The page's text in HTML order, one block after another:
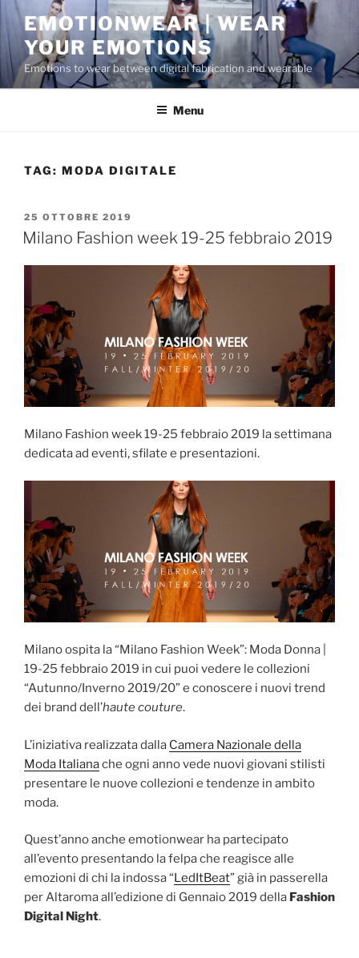
Salta
contenuto
EMOTIONWEAR | WEAR
YOUR EMOTIONS
Emotions to wear between digital fabrication and wearable
Menu
TAG: MODA DIGITALE
PUBBLICATO
IL
25 OTTOBRE 2019
Milano Fashion week 19-25 febbraio 2019
Milano Fashion week 19-25 febbraio 2019 la settimana
dedicata ad eventi, sfilate e presentazioni.
Milano ospita la “Milano Fashion Week”: Moda Donna |
19-25 febbraio 2019 in cui puoi vedere le collezioni
“Autunno/Inverno 2019/20” e conoscere i nuovi trend
dei brand dell’haute couture.
L’iniziativa realizzata dalla Camera Nazionale della
Moda Italianache ogni anno vede nuovi giovani stilisti
presentare le nuove collezioni e tendenze in ambito
moda.
Quest’anno anche emotionwear ha partecipato
all’evento presentando la felpa che reagisce alle
emozioni di chi la indossa “LedItBeat” già in passerella
per Altaroma all’edizione di Gennaio 2019 della Fashion
Digital Night.